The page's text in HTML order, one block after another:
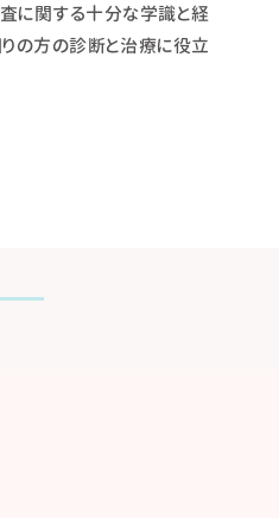
に関する十分な学識と経
の方の診断と治療に役立